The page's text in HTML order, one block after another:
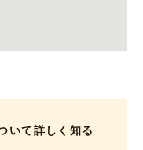
いて詳しく知る